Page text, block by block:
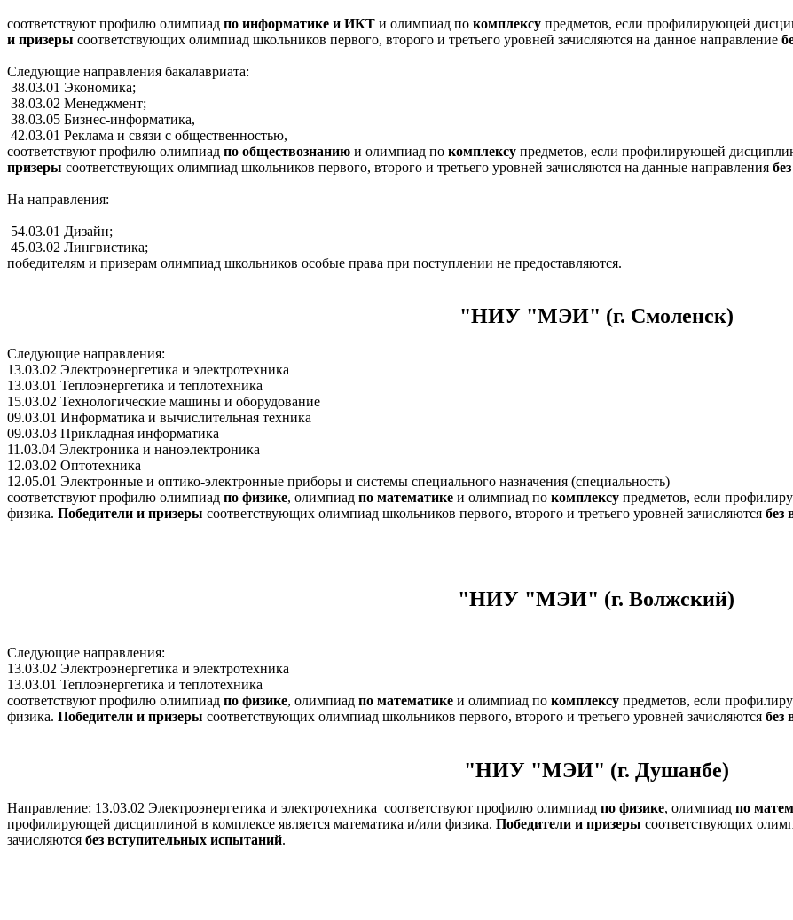
соответствуют профилю олимпиад по информатике и ИКТ и олимпиад по комплексу предметов, если профилирующей
и призеры соответствующих олимпиад школьников первого, второго и третьего уровней зачисляются на данное направление
Следующие направления бакалавриата:
38.03.01 Экономика;
38.03.02 Менеджмент;
38.03.05 Бизнес-информатика,
42.03.01 Реклама и связи с общественностью,
соответствуют профилю олимпиад по обществознанию и олимпиад по комплексу предметов, если профилирующей
призеры соответствующих олимпиад школьников первого, второго и третьего уровней зачисляются на данные направления
На направления:
54.03.01 Дизайн;
45.03.02 Лингвистика;
победителям и призерам олимпиад школьников особые права при поступлении не предоставляются.
"НИУ "МЭИ" (г. Смоленск)
Следующие направления:
13.03.02 Электроэнергетика и электротехника
13.03.01 Теплоэнергетика и теплотехника
15.03.02 Технологические машины и оборудование
09.03.01 Информатика и вычислительная техника
09.03.03 Прикладная информатика
11.03.04 Электроника и наноэлектроника
12.03.02 Оптотехника
12.05.01 Электронные и оптико-электронные приборы и системы специального назначения (специальность)
соответствуют профилю олимпиад по физике, олимпиад по математике и олимпиад по комплексу предметов, если
физика. Победители и призеры соответствующих олимпиад школьников первого, второго и третьего уровней зачисляются без
"НИУ "МЭИ" (г. Волжский)
Следующие направления:
13.03.02 Электроэнергетика и электротехника
13.03.01 Теплоэнергетика и теплотехника
соответствуют профилю олимпиад по физике, олимпиад по математике и олимпиад по комплексу предметов, если
физика. Победители и призеры соответствующих олимпиад школьников первого, второго и третьего уровней зачисляются без
"НИУ "МЭИ" (г. Душанбе)
Направление: 13.03.02 Электроэнергетика и электротехника соответствуют профилю олимпиад по физике, олимпиад по
профилирующей дисциплиной в комплексе является математика и/или физика. Победители и призеры соответствующих
зачисляются без вступительных испытаний.